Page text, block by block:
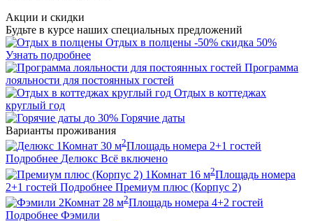
Акции и скидки
Будьте в курсе наших специальных предложений
Отдых в полцены -50% скидка 50%
Узнать подробнее
Программа
лояльности для постоянных гостей
Отдых в коттеджах
круглый год
до 30% Горячие даты
Варианты проживания
1Комнат 30 м2Площадь номера 2+1 гостей
Подробнее Делюкс Всё включено
1Комнат 16 м2Площадь номера
2+1 гостей Подробнее Премиум плюс (Корпус 2)
2Комнат 28 м2Площадь номера 4+2 гостей
Подробнее Фэмили